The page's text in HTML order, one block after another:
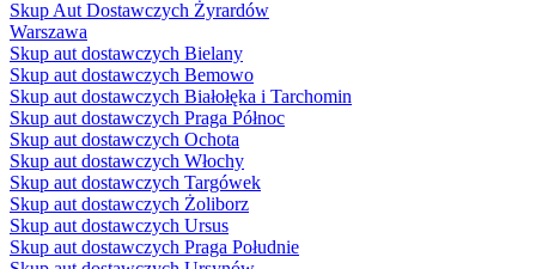
Skup Aut Dostawczych Żyrardów
Warszawa
Skup aut dostawczych Bielany
Skup aut dostawczych Bemowo
Skup aut dostawczych Białołęka i Tarchomin
Skup aut dostawczych Praga Północ
Skup aut dostawczych Ochota
Skup aut dostawczych Włochy
Skup aut dostawczych Targówek
Skup aut dostawczych Żoliborz
Skup aut dostawczych Ursus
Skup aut dostawczych Praga Południe